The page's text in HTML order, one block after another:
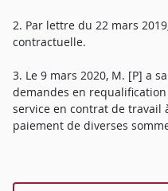
2. Par lettre du 22 mars
contractuelle.
3. Le 9 mars 2020, M. [P] a
demandes en
service en contrat de travail
paiement de diverses